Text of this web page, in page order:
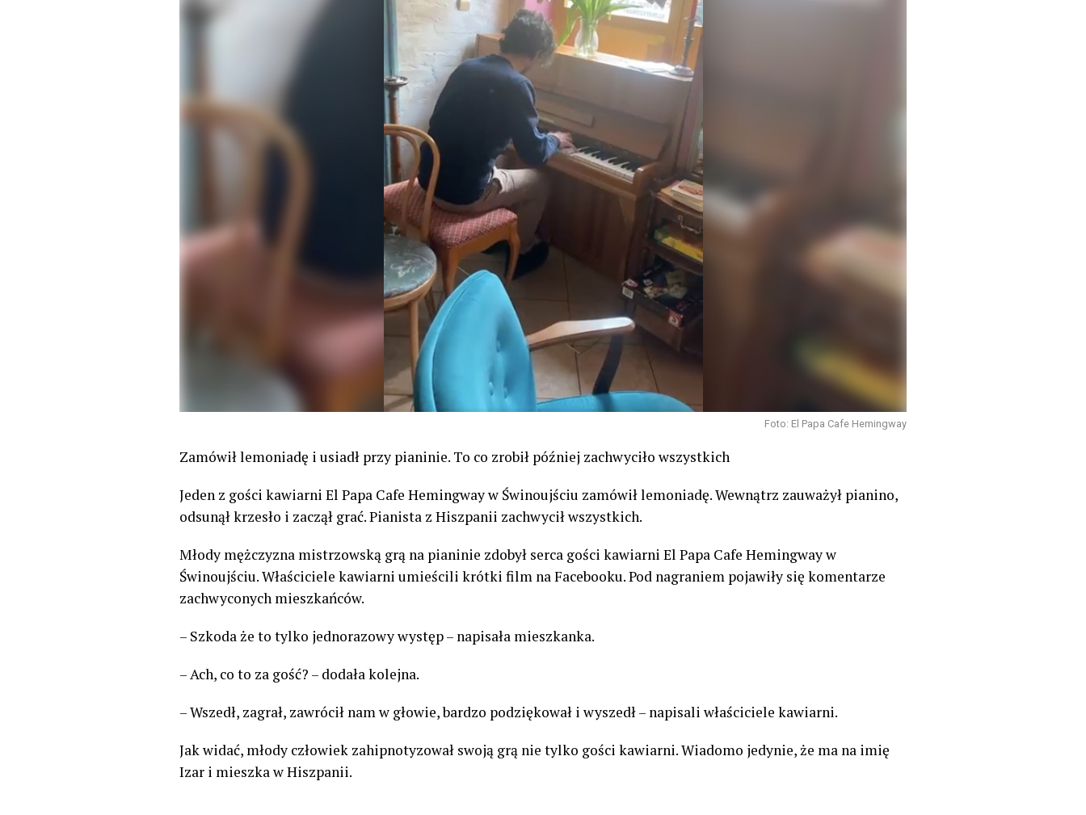
Foto: El Papa Cafe Hemingway
Zamówił lemoniadę i usiadł przy pianinie. To co zrobił później zachwyciło wszystkich
Jeden z gości kawiarni El Papa Cafe Hemingway w Świnoujściu zamówił lemoniadę. Wewnątrz zauważył pianino,
odsunął krzesło i zaczął grać. Pianista z Hiszpanii zachwycił wszystkich.
Młody mężczyzna mistrzowską grą na pianinie zdobył serca gości kawiarni El Papa Cafe Hemingway w
Świnoujściu. Właściciele kawiarni umieścili krótki film na Facebooku. Pod nagraniem pojawiły się komentarze
zachwyconych mieszkańców.
– Szkoda że to tylko jednorazowy występ – napisała mieszkanka.
– Ach, co to za gość? – dodała kolejna.
– Wszedł, zagrał, zawrócił nam w głowie, bardzo podziękował i wyszedł– napisali właściciele kawiarni.
Jak widać, młody człowiek zahipnotyzował swoją grą nie tylko gości kawiarni. Wiadomo jedynie, że ma na imię
Izar i mieszka w Hiszpanii.